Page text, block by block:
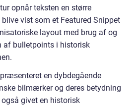
opnår teksten en større
vist som et Featured Snippet
layout med brug af og
af bulletpoints i historisk
præsenteret en dybdegående
bilmærker og deres betydning
givet en historisk